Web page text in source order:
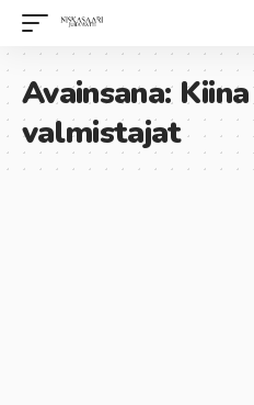
Avainsana:
valmistajat